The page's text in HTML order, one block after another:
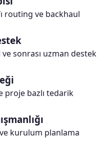
routing ve backhaul
ve sonrası uzman destek
proje bazlı tedarik
kurulum planlama